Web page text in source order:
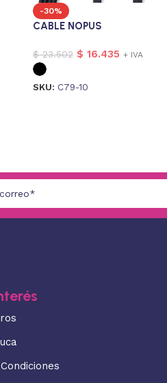
-30%
CABLE NOPUS
$23.502 $ 16.435 + IVA
SKU: C79-10